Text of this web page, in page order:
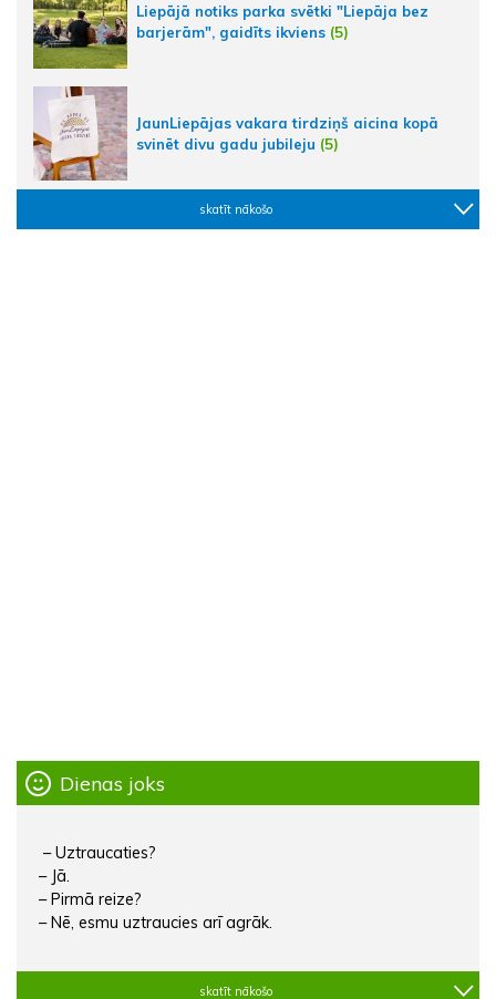
Liepājā notiks parka svētki "Liepāja bez
barjerām", gaidīts ikviens (5)
JaunLiepājas vakara tirdziņš aicina kopā
svinēt divu gadu jubileju (5)
skatīt nākošo
Dienas joks
– Uztraucaties?
– Jā.
– Pirmā reize?
– Nē, esmu uztraucies arī agrāk.
skatīt nākošo